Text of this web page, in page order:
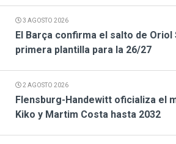
3 AGOSTO 2026
El Barça confirma el salto de Oriol
primera plantilla para la 26/27
2 AGOSTO 2026
Flensburg-Handewitt oficializa el
Kiko y Martim Costa hasta 2032